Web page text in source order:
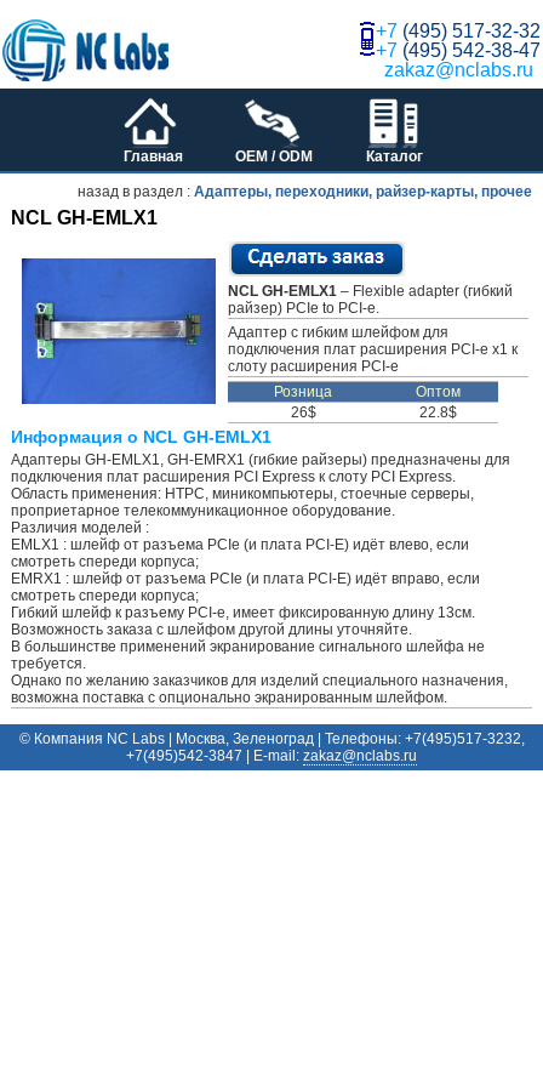
+7 (495) 517-32-32
+7 (495) 542-38-47
zakaz@nclabs.ru
Главная OEM / ODM Каталог
назад в раздел :Адаптеры, переходники, райзер-карты, прочее
NCL GH-EMLX1
NCL GH-EMLX1– Flexible adapter (гибкий
райзер) PCIe to PCI-e.
Адаптер c гибким шлейфом для
подключения плат расширения PCI-e x1 к
слоту расширения PCI-e
Розница
Оптом
26$
22.8$
Информация о NCL GH-EMLX1
Адаптеры GH-EMLX1, GH-EMRX1 (гибкие райзеры) предназначены для
подключения плат расширения PCI Express к слоту PCI Express.
Область применения: HTPC, миникомпьютеры, стоечные серверы,
проприетарное телекоммуникационное оборудование.
Различия моделей :
EMLX1 : шлейф от разъема PCIe (и плата PCI-E) идёт влево, если
смотреть спереди корпуса;
EMRX1 : шлейф от разъема PCIe (и плата PCI-E) идёт вправо, если
смотреть спереди корпуса;
Гибкий шлейф к разъему PCI-e, имеет фиксированную длину 13см.
Возможность заказа с шлейфом другой длины уточняйте.
В большинстве применений экранирование сигнального шлейфа не
требуется.
Однако по желанию заказчиков для изделий специального назначения,
возможна поставка с опционально экранированным шлейфом.
© Компания NC Labs | Москва, Зеленоград | Телефоны: +7(495)517-3232,
+7(495)542-3847 | E-mail: ur.sbalcn@zakaz